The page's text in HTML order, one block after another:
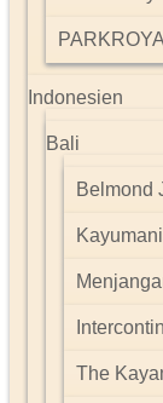
Indonesien
Bali
Belmond
The